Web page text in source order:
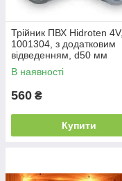
Трійник ПВХ Hidroten 4V,
1001304, з додатковим
відведенням, d50 мм
В наявності
560 ₴
Купити